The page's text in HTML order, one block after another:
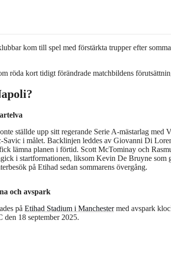
kom till spel med förstärkta trupper efter
röda kort tidigt förändrade matchbildens
ställde upp sitt regerande Serie A-mästarlag med
i målet. Backlinjen leddes av Giovanni Di
lämna planen i förtid. Scott McTominay och
i startformationen, liksom Kevin De Bruyne som
på Etihad sedan sommarens övergång.
och avspark
på Etihad Stadium i Manchestermed avspark
den 18 september 2025.